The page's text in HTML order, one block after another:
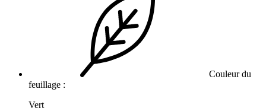
Couleur du
feuillage :
Vert